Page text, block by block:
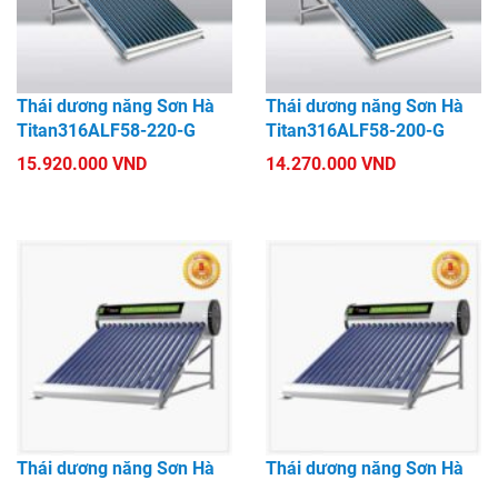
Thái dương năng Sơn Hà
Titan316ALF58-220-G
15.920.000 VND
Thái dương năng Sơn Hà
Titan316ALF58-200-G
14.270.000 VND
Thái dương năng Sơn Hà
Thái dương năng Sơn Hà